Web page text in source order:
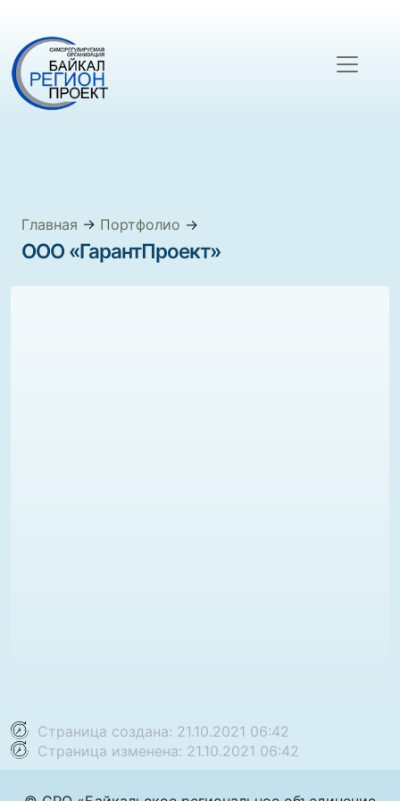
Главная → Портфолио →
ООО «ГарантПроект»
Страница создана: 21.10.2021 06:42
Страница изменена: 21.10.2021 06:42